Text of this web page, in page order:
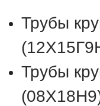
Трубы
Трубы